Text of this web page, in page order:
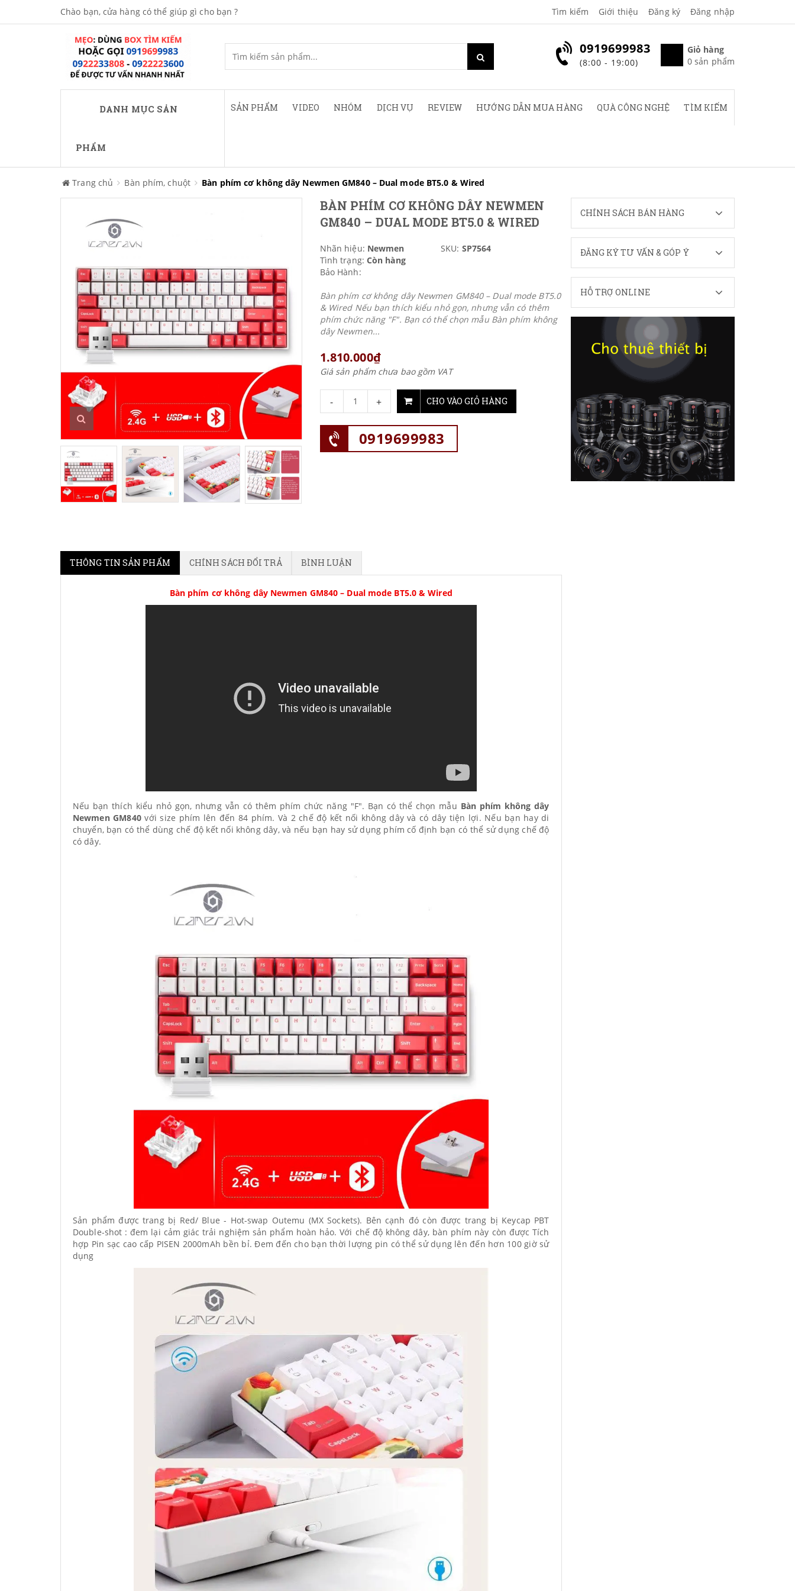
Chào bạn, cửa hàng có thể giúp gì cho bạn ? Tìm kiếm Giới thiệu Đăng ký Đăng nhập
Giỏ hàng
0 sản phẩm
0919699983
(8:00 - 19:00)
DANH MỤC SẢN
PHẨM
SẢN PHẨM VIDEO NHÓM DỊCH VỤ REVIEW HƯỚNG DẪN MUA HÀNG QUÀ CÔNG NGHỆ TÌM KIẾM
Trang chủ Bàn phím, chuột Bàn phím cơ không dây Newmen GM840 – Dual mode BT5.0 & Wired
BÀN PHÍM CƠ KHÔNG DÂY NEWMEN
GM840 – DUAL MODE BT5.0 & WIRED
Nhãn hiệu: Newmen SKU: SP7564
Tình trạng: Còn hàng
Bảo Hành:
Bàn phím cơ không dây Newmen GM840 – Dual mode BT5.0
& Wired Nếu bạn thích kiểu nhỏ gọn, nhưng vẫn có thêm
phím chức năng "F". Bạn có thể chọn mẫu Bàn phím không
dây Newmen...
1.810.000₫
Giá sản phẩm chưa bao gồm VAT
- + CHO VÀO GIỎ HÀNG
0919699983
THÔNG TIN SẢN PHẨM CHÍNH SÁCH ĐỔI TRẢ BÌNH LUẬN
Bàn phím cơ không dây Newmen GM840 – Dual mode BT5.0 & Wired
Nếu bạn thích kiểu nhỏ gọn, nhưng vẫn có thêm phím chức năng "F". Bạn có thể chọn mẫu Bàn phím không dây
Newmen GM840với size phím lên đến 84 phím. Và 2 chế độ kết nối không dây và có dây tiện lợi. Nếu bạn hay di
chuyển, bạn có thể dùng chế độ kết nối không dây, và nếu bạn hay sử dụng phím cố định bạn có thể sử dụng chế độ
có dây.
Sản phẩm được trang bị Red/ Blue - Hot-swap Outemu (MX Sockets). Bên cạnh đó còn được trang bị Keycap PBT
Double-shot : đem lại cảm giác trải nghiệm sản phẩm hoàn hảo. Với chế độ không dây, bàn phím này còn được Tích
hợp Pin sạc cao cấp PISEN 2000mAh bền bỉ. Đem đến cho bạn thời lượng pin có thể sử dụng lên đến hơn 100 giờ sử
dụng
CHÍNH SÁCH BÁN HÀNG
ĐĂNG KÝ TƯ VẤN & GÓP Ý
HỖ TRỢ ONLINE